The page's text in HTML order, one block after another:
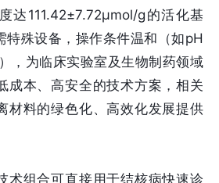
达111.42±7.72μmol/g的活化基
特殊设备，操作条件温和（如pH
，为临床实验室及生物制药领域
成本、高安全的技术方案，相关
材料的绿色化、高效化发展提供
术组合可直接用于结核病快速诊